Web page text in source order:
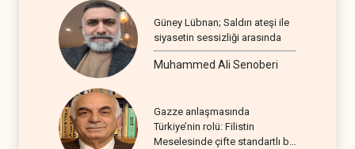
Güney Lübnan; Saldırı ateşi ile
siyasetin sessizliği arasında
Muhammed Ali Senoberi
Gazze anlaşmasında
Türkiye’nin rolü: Filistin
Meselesinde çifte standartlı bir